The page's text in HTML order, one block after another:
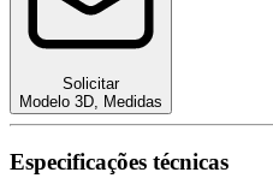
Solicitar
Modelo 3D
Medidas
Especificações técnicas